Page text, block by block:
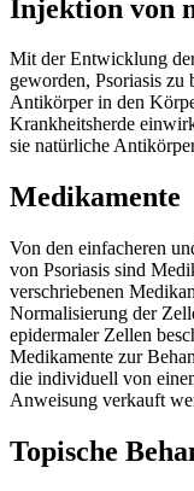
Injektion von
Mit der Entwicklung
geworden, Psoriasis
Antikörper in den
Krankheitsherde
sie natürliche
Medikamente
Von den einfacheren
von Psoriasis sind
verschriebenen
Normalisierung der
epidermaler Zellen
Medikamente zur
die individuell von
Anweisung verkauft
Topische